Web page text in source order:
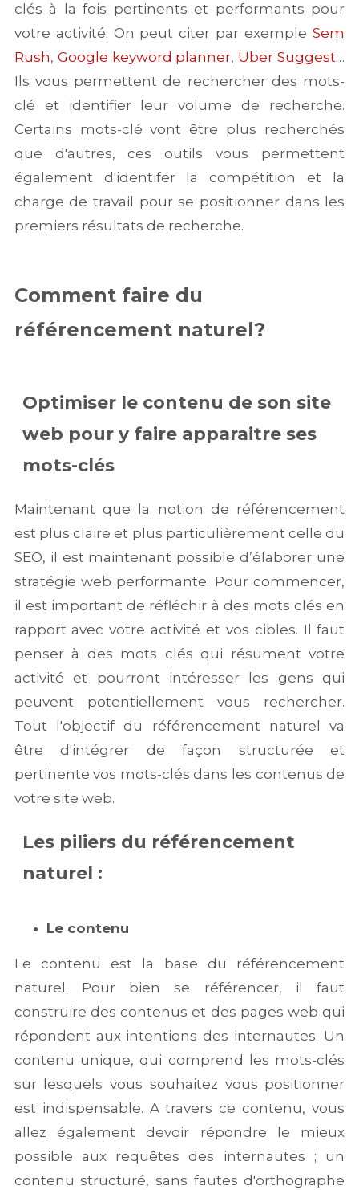
clés à la fois pertinents et performants pour
votre activité. On peut citer par exempleSem
Rush, Google keyword planner, Uber Suggest…
Ils vous permettent de rechercher des mots-
clé et identifier leur volume de recherche.
Certains mots-clé vont être plus recherchés
que d'autres, ces outils vous permettent
également d'identifer la compétition et la
charge de travail pour se positionner dans les
premiers résultats de recherche.
Comment faire du
référencement naturel?
Optimiser le contenu de son site
web pour y faire apparaitre ses
mots-clés
Maintenant que la notion de référencement
est plus claire et plus particulièrement celle du
SEO, il est maintenant possible d’élaborer une
stratégie web performante. Pour commencer,
il est important de réfléchir à des mots clés en
rapport avec votre activité et vos cibles. Il faut
penser à des mots clés qui résument votre
activité et pourront intéresser les gens qui
peuvent potentiellement vous rechercher.
Tout l'objectif du référencement naturel va
être d'intégrer de façon structurée et
pertinente vos mots-clés dans les contenus de
votre site web.
Les piliers du référencement
naturel :
Le contenu
Le contenu est la base du référencement
naturel. Pour bien se référencer, il faut
construire des contenus et des pages web qui
répondent aux intentions des internautes. Un
contenu unique, qui comprend les mots-clés
sur lesquels vous souhaitez vous positionner
est indispensable. A travers ce contenu, vous
allez également devoir répondre le mieux
possible aux requêtes des internautes ; un
contenu structuré, sans fautes d'orthographe